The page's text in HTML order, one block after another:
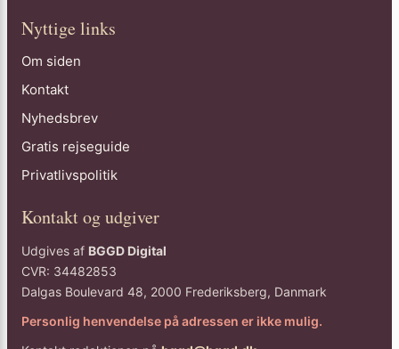
Nyttige links
Om siden
Kontakt
Nyhedsbrev
Gratis rejseguide
Privatlivspolitik
Kontakt og udgiver
Udgives af BGGD Digital
CVR: 34482853
Dalgas Boulevard 48, 2000 Frederiksberg, Danmark
Personlig henvendelse på adressen er ikke mulig.